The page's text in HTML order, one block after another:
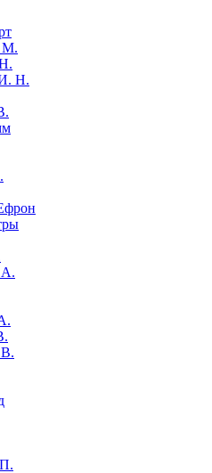
М.
Н.
В.